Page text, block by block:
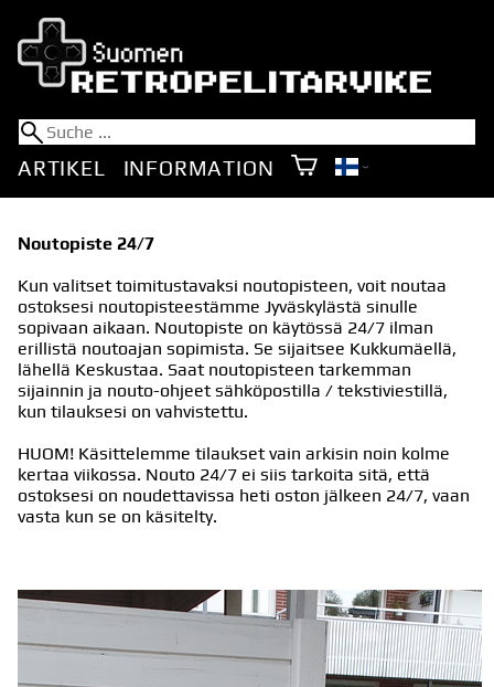
ARTIKEL INFORMATION
Noutopiste 24/7
Kun valitset toimitustavaksi noutopisteen, voit noutaa
ostoksesi noutopisteestämme Jyväskylästä sinulle
sopivaan aikaan. Noutopiste on käytössä 24/7 ilman
erillistä noutoajan sopimista. Se sijaitsee Kukkumäellä,
lähellä Keskustaa. Saat noutopisteen tarkemman
sijainnin ja nouto-ohjeet sähköpostilla / tekstiviestillä,
kun tilauksesi on vahvistettu.
HUOM! Käsittelemme tilaukset vain arkisin noin kolme
kertaa viikossa. Nouto 24/7 ei siis tarkoita sitä, että
ostoksesi on noudettavissa heti oston jälkeen 24/7, vaan
vasta kun se on käsitelty.